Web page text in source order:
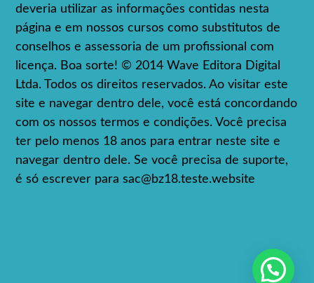
deveria utilizar as informações contidas nesta
página e em nossos cursos como substitutos de
conselhos e assessoria de um profissional com
licença. Boa sorte! © 2014 Wave Editora Digital
Ltda. Todos os direitos reservados. Ao visitar este
site e navegar dentro dele, você está concordando
com os nossos termos e condições. Você precisa
ter pelo menos 18 anos para entrar neste site e
navegar dentro dele. Se você precisa de suporte,
é só escrever parasac@bz18.teste.website